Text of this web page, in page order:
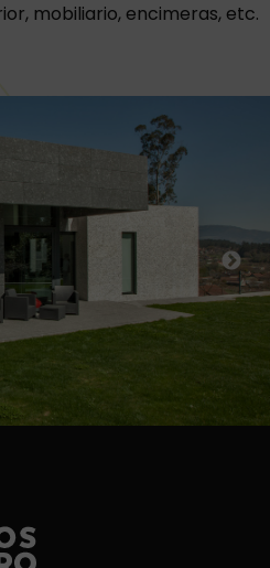
mobiliario, encimeras, etc.
Next